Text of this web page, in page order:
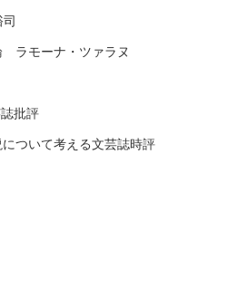
ラモーナ・ツァラヌ
批評
ついて考える文芸誌時評